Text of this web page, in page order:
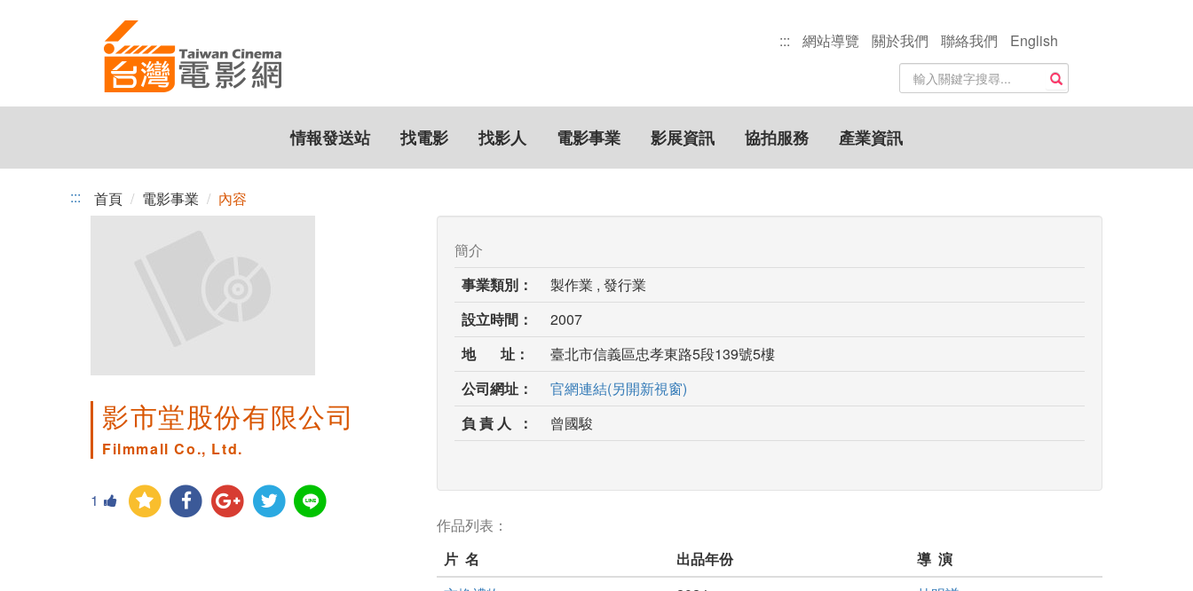
::: 網站導覽 關於我們 聯絡我們
English
站
內
搜
尋
關
鍵
搜尋
情報發送站 找電影 找影人 電影事業 影展資訊 協拍服務 產業資訊
::: 首頁 電影事業 內容
影市堂股份有限公司
Filmmall Co., Ltd.
1
簡介
事業類別：
製作業 , 發行業
設立時間：
2007
地 址：
臺北市信義區忠孝東路5段139號5樓
公司網址：
官網連結(另開新視窗)
負 責 人 ：
曾國駿
作品列表：
片 名
出品年份
導 演